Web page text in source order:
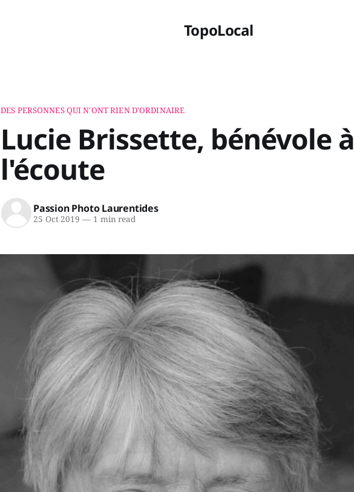
TopoLocal
DES PERSONNES QUI N'ONT RIEN D'ORDINAIRE
Lucie Brissette, bénévole à
l'écoute
Passion Photo Laurentides
25 Oct 2019 —1 min read